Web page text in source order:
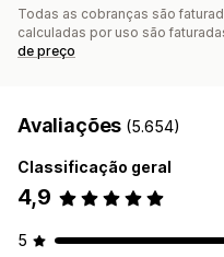
Todas as cobranças são
calculadas por uso são
de preço
Avaliações (5.654)
Classificação geral
4,9
5